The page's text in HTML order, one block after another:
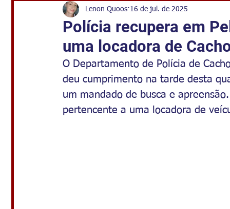
Polícia recupera em
uma locadora de
Lenon Quoos 16 de jul. de 2025
O Departamento de Polícia de
deu cumprimento na tarde desta
um mandado de busca e
pertencente a uma locadora de